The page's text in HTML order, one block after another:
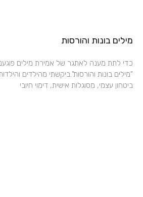
מילים בונות והורסות
כדי לתת מענה לאתגר של אמירת מילים
"מילים בונות והורסות".ביקשתי מהילדים
ביטחון עצמי, מסוגלות אישית, דימוי חיובי